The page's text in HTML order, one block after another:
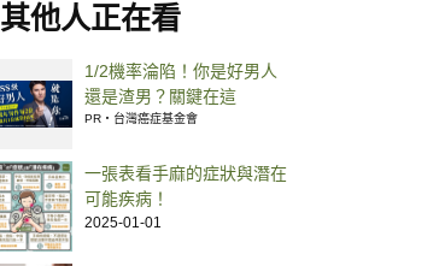
其他人正在看
1/2機率淪陷！你是好男人
還是渣男？關鍵在這
PR・台灣癌症基金會
一張表看手麻的症狀與潛在
可能疾病！
2025-01-01